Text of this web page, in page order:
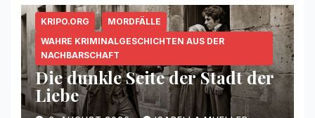
KRIPO.ORG
MORDFÄLLE
WAHRE KRIMINALGESCHICHTEN AUS DER
NACHBARSCHAFT
Die dunkle Seite der Stadt der
Liebe